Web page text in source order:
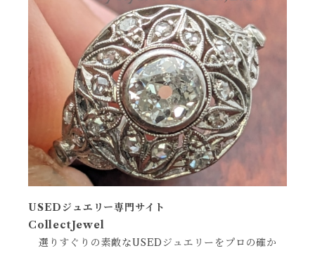
USEDジュエリー専門サイト
CollectJewel
選りすぐりの素敵なUSEDジュエリーをプロの確か